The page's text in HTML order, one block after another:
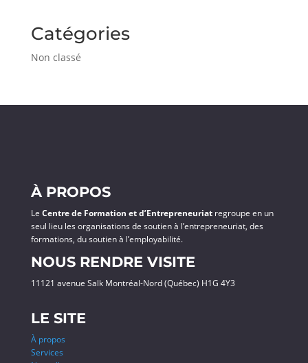
Catégories
Non classé
À PROPOS
Le Centre de Formation et d’Entrepreneuriatregroupe en un
seul lieu les organisations de soutien à l’entrepreneuriat, des
formations, du soutien à l’employabilité.
NOUS RENDRE VISITE
11121 avenue Salk Montréal-Nord (Québec) H1G 4Y3
LE SITE
À propos
Services